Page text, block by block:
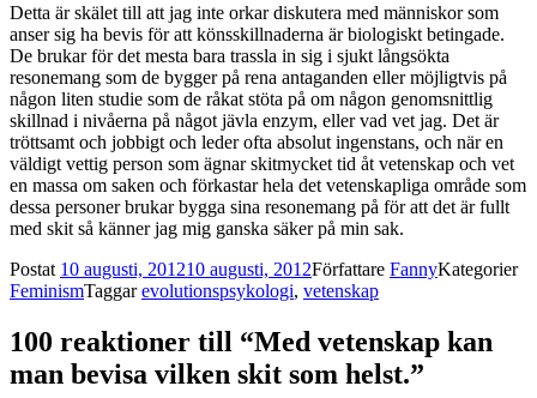
Detta är skälet till att jag inte orkar diskutera med människor som
anser sig ha bevis för att könsskillnaderna är biologiskt betingade.
De brukar för det mesta bara trassla in sig i sjukt långsökta
resonemang som de bygger på rena antaganden eller möjligtvis på
någon liten studie som de råkat stöta på om någon genomsnittlig
skillnad i nivåerna på något jävla enzym, eller vad vet jag. Det är
tröttsamt och jobbigt och leder ofta absolut ingenstans, och när en
väldigt vettig person som ägnar skitmycket tid åt vetenskap och vet
en massa om saken och förkastar hela det vetenskapliga område som
dessa personer brukar bygga sina resonemang på för att det är fullt
med skit så känner jag mig ganska säker på min sak.
Postat 10 augusti, 201210 augusti, 2012Författare FannyKategorier
FeminismTaggarevolutionspsykologi, vetenskap
100 reaktioner till “Med vetenskap kan
man bevisa vilken skit som helst.”